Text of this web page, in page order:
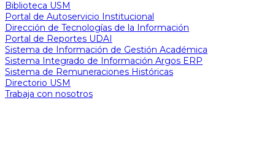
Biblioteca USM
Portal de Autoservicio Institucional
Dirección de Tecnologías de la Información
Portal de Reportes UDAI
Sistema de Información de Gestión Académica
Sistema Integrado de Información Argos ERP
Sistema de Remuneraciones Históricas
Directorio USM
Trabaja con nosotros